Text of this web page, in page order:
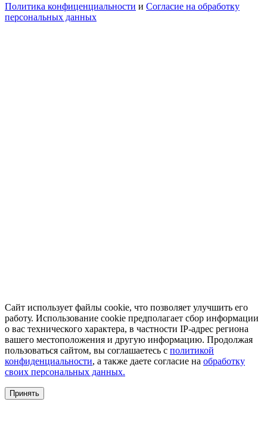
Политика конфиценциальности и Согласие на обработку
персональных данных
Сайт использует файлы cookie, что позволяет улучшить его
работу. Использование cookie предполагает сбор информации
о вас технического характера, в частности IP-адрес региона
вашего местоположения и другую информацию. Продолжая
пользоваться сайтом, вы соглашаетесь с политикой
конфиденциальности, а также даете согласие на обработку
своих персональных данных.
Принять